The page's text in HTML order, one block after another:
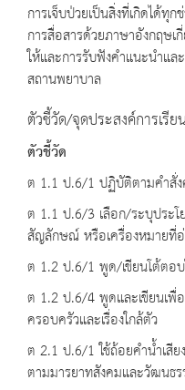
การเจ็บป่วยเป็นสิ่งที่เกิดได้ทุ
การสื่อสารด้วยภาษาอังกฤษเ
ให้และการรับฟังคำแนะนำแ
สถานพยาบาล
ตัวชี้วัด/จุดประสงค์การเรีย
ตัวชี้วัด
ต 1.1 ป.6/1 ปฏิบัติตามคำสั่
ต 1.1 ป.6/3 เลือก/ระบุประ
สัญลักษณ์ หรือเครื่องหมายที่
ต 1.2 ป.6/1 พูด/เขียนโต้ตอ
ต 1.2 ป.6/4 พูดและเขียนเพื่
ครอบครัวและเรื่องใกล้ตัว
ต 2.1 ป.6/1 ใช้ถ้อยคำน้ำเสี
ตามมารยาทสังคมและวัฒนธ